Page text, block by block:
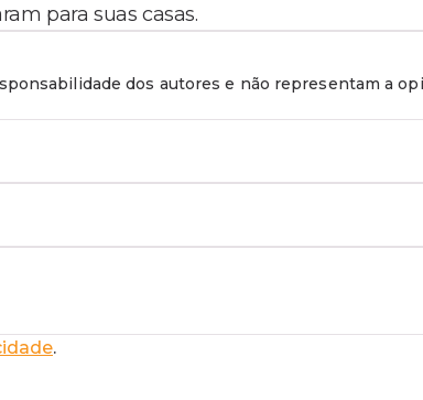
para suas casas.
dos autores e não representam a
.